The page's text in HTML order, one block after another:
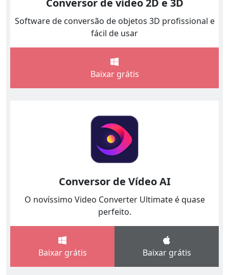
Conversor de vídeo 2D e 3D
Software de conversão de objetos 3D profissional e
fácil de usar
Baixar grátis
Conversor de Vídeo AI
O novíssimo Video Converter Ultimate é quase
perfeito.
Baixar grátis Baixar grátis